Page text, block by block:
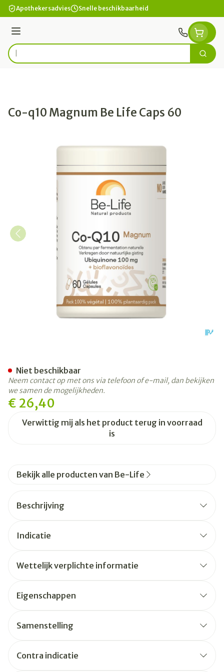
Ga naar de inhoud
Apothekersadvies Snelle beschikbaarheid
Menu
Product, merk, categorie... Zoek
Co-q10 Magnum Be Life Caps 60
€ 26,40
Verwittig mij als het product terug in voorraad
is
Niet beschikbaar
Neem contact op met ons via telefoon of e-mail, dan bekijken
we samen de mogelijkheden.
Bekijk alle producten van Be-Life
Beschrijving
Indicatie
Wettelijk verplichte informatie
Eigenschappen
Samenstelling
Contra indicatie